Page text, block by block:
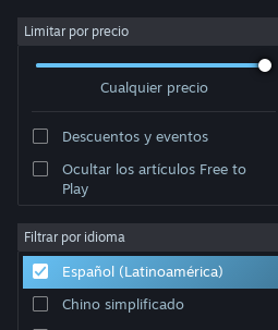
Iniciar sesión
Acerca de
Soporte
Limitar por precio
Cualquier precio
Descuentos y eventos
Ocultar los artículos Free to
Play
Filtrar por idioma
Español (Latinoamérica)
Chino simplificado
Desarrollador: aarthificial
Ordenar por Relevancia